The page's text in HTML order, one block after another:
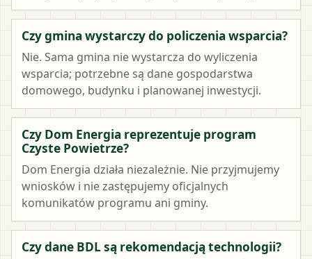
Czy gmina wystarczy do policzenia wsparcia?
Nie. Sama gmina nie wystarcza do wyliczenia
wsparcia; potrzebne są dane gospodarstwa
domowego, budynku i planowanej inwestycji.
Czy Dom Energia reprezentuje program
Czyste Powietrze?
Dom Energia działa niezależnie. Nie przyjmujemy
wniosków i nie zastępujemy oficjalnych
komunikatów programu ani gminy.
Czy dane BDL są rekomendacją technologii?